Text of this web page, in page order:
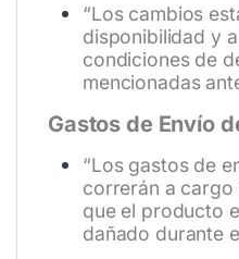
“Los cambios
disponibilidad y
condiciones de
mencionadas
Gastos de Envío
“Los gastos de
correrán a cargo
que el producto
dañado durante